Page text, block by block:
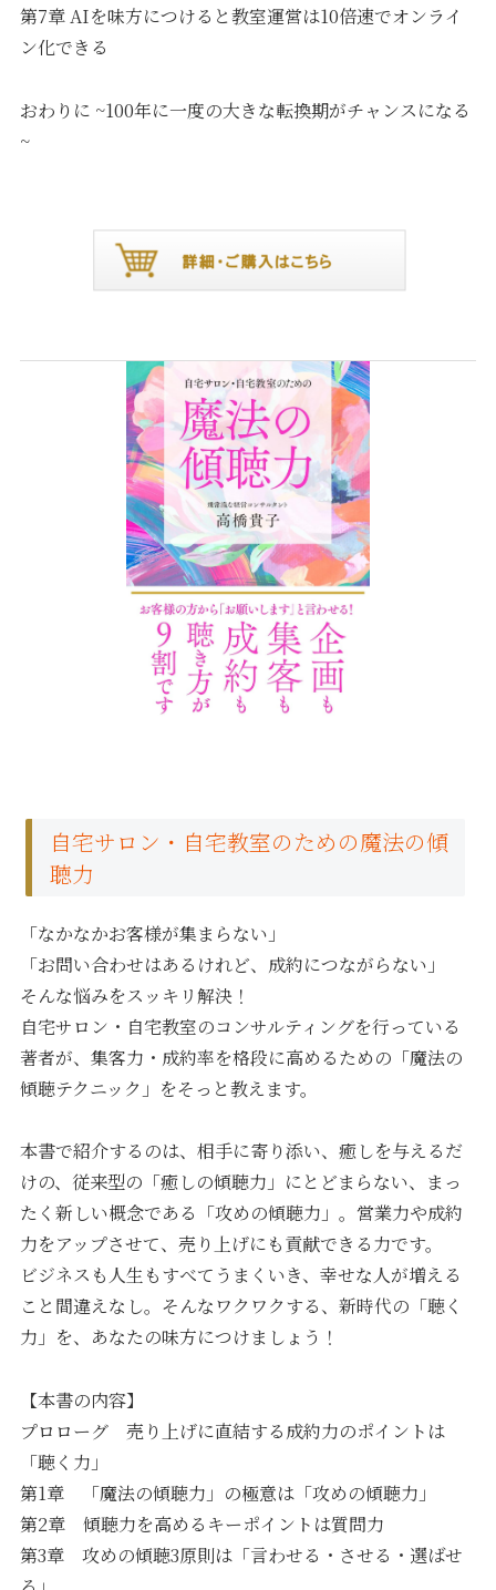
第7章 AIを味方につけると教室運営は10倍速でオンライ
ン化できる
おわりに ~100年に一度の大きな転換期がチャンスになる
~
自宅サロン・自宅教室のための魔法の傾
聴力
「なかなかお客様が集まらない」
「お問い合わせはあるけれど、成約につながらない」
そんな悩みをスッキリ解決！
自宅サロン・自宅教室のコンサルティングを行っている
著者が、集客力・成約率を格段に高めるための「魔法の
傾聴テクニック」をそっと教えます。
本書で紹介するのは、相手に寄り添い、癒しを与えるだ
けの、従来型の「癒しの傾聴力」にとどまらない、まっ
たく新しい概念である「攻めの傾聴力」。営業力や成約
力をアップさせて、売り上げにも貢献できる力です。
ビジネスも人生もすべてうまくいき、幸せな人が増える
こと間違えなし。そんなワクワクする、新時代の「聴く
力」を、あなたの味方につけましょう！
【本書の内容】
プロローグ 売り上げに直結する成約力のポイントは
「聴く力」
第1章 「魔法の傾聴力」の極意は「攻めの傾聴力」
第2章 傾聴力を高めるキーポイントは質問力
第3章 攻めの傾聴3原則は「言わせる・させる・選ばせ